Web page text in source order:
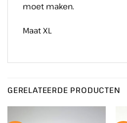
moet maken.
Maat XL
GERELATEERDE PRODUCTEN